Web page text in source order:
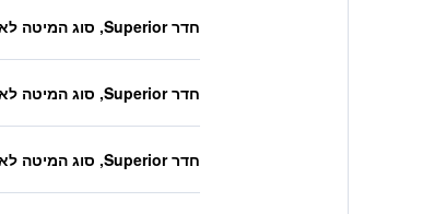
חדר Superior, סוג המיטה לא ידוע
חדר Superior, סוג המיטה לא ידוע
חדר Superior, סוג המיטה לא ידוע